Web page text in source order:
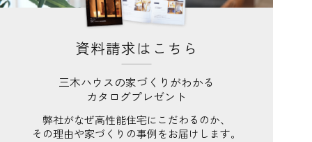
資料請求はこちら
三木ハウスの家づくりがわかる
カタログプレゼント
弊社がなぜ高性能住宅にこだわるのか、
その理由や家づくりの事例をお届けします。